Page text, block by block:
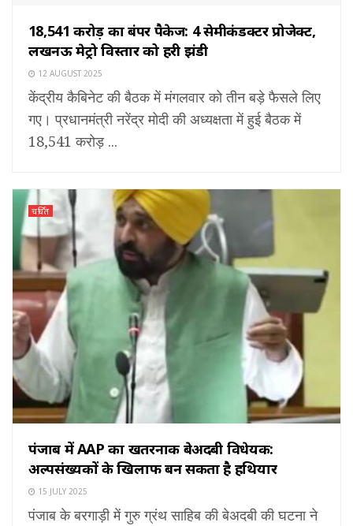
₹18,541 करोड़ का बंपर पैकेज: 4 सेमीकंडक्टर प्रोजेक्ट,
लखनऊ मेट्रो विस्तार को हरी झंडी
12 AUGUST 2025
केंद्रीय कैबिनेट की बैठक में मंगलवार को तीन बड़े फैसले लिए
गए। प्रधानमंत्री नरेंद्र मोदी की अध्यक्षता में हुई बैठक में
18,541 करोड़ ...
चर्चित
पंजाब में AAP का खतरनाक बेअदबी विधेयक:
अल्पसंख्यकों के खिलाफ बन सकता है हथियार
15 JULY 2025
पंजाब के बरगाड़ी में गुरु ग्रंथ साहिब की बेअदबी की घटना ने